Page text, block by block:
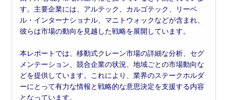
す。主要企業には、アルテック、カルゴテック、リーベ
ル・インターナショナル、マニトウォックなどが含まれ、
彼らは市場の動向を見越した戦略を展開しています。
本レポートでは、移動式クレーン市場の詳細な分析、セグ
メンテーション、競合企業の状況、地域ごとの市場動向な
どを提供しています。これにより、業界のステークホルダ
ーにとって有力な情報と戦略的な意思決定を支援する内容
となっています。